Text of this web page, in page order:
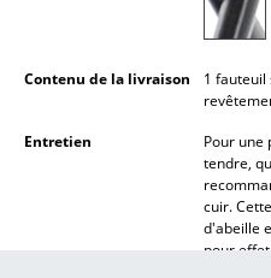
Luminaires d’extérieur
Lampes sans fil
Contenu de la livraison
1 fauteuil
Entretien
Pour une
tendre,
cuir.
d'abeille
pour